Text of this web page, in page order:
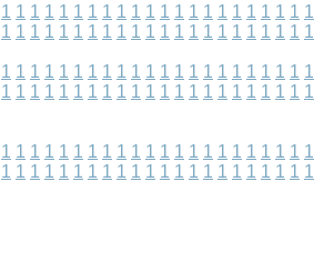
1 1 1 1 1 1 1 1 1 1 1 1 1 1 1 1 1 1 1 1 1 1
1 1 1 1 1 1 1 1 1 1 1 1 1 1 1 1 1 1 1 1 1 1
1 1 1 1 1 1 1 1 1 1 1 1 1 1 1 1 1 1 1 1 1 1
1 1 1 1 1 1 1 1 1 1 1 1 1 1 1 1 1 1 1 1 1 1
1 1 1 1 1 1 1 1 1 1 1 1 1 1 1 1 1 1 1 1 1 1
1 1 1 1 1 1 1 1 1 1 1 1 1 1 1 1 1 1 1 1 1 1